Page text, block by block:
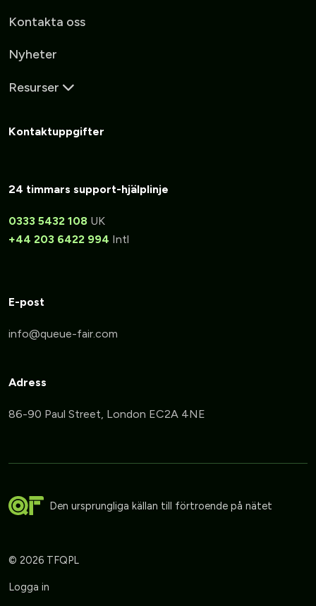
Kontakta oss
Nyheter
Resurser
Kontaktuppgifter
24 timmars support-hjälplinje
0333 5432 108 UK
+44 203 6422 994 Intl
E-post
Adress
86-90 Paul Street, London EC2A 4NE
Den ursprungliga källan till förtroende på nätet
© 2026 TFQPL
Logga in